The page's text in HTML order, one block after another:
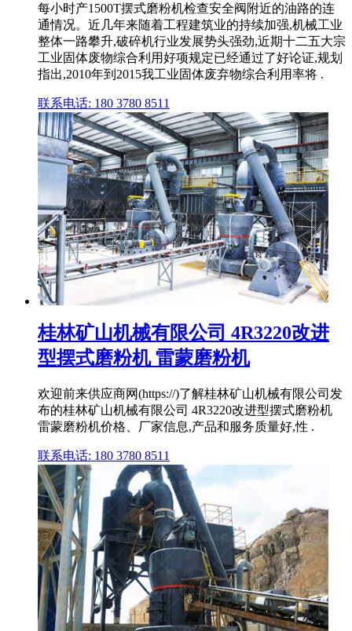
每小时产1500T摆式磨粉机检查安全阀附近的油路的连
通情况。近几年来随着工程建筑业的持续加强,机械工业
整体一路攀升,破碎机行业发展势头强劲,近期十二五大宗
工业固体废物综合利用好项规定已经通过了好论证,规划
指出,2010年到2015我工业固体废弃物综合利用率将 .
联系电话: 180 3780 8511
桂林矿山机械有限公司 4R3220改进
型摆式磨粉机 雷蒙磨粉机
欢迎前来供应商网(https://)了解桂林矿山机械有限公司发
布的桂林矿山机械有限公司 4R3220改进型摆式磨粉机
雷蒙磨粉机价格、厂家信息,产品和服务质量好,性 .
联系电话: 180 3780 8511